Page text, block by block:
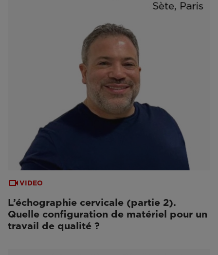
VIDEO
L’échographie cervicale (partie 2).
Quelle configuration de matériel pour un
travail de qualité ?